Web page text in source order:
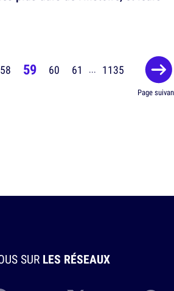
58 59 60 61 ... 1135
Page
SUR LES RÉSEAUX